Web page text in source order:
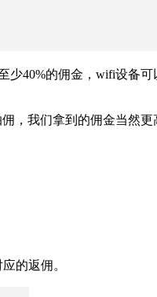
40%的佣金，wifi设备
，我们拿到的佣金当然更
的返佣。